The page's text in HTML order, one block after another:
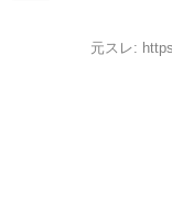
元スレ: